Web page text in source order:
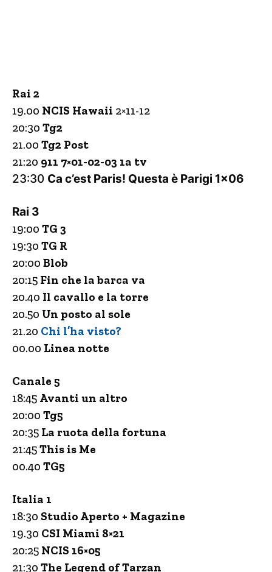
Rai 2
19.00 NCIS Hawaii 2×11-12
20:30 Tg2
21.00 Tg2 Post
21:20 911 7×01-02-03 1a tv
23:30 Ca c’est Paris! Questa è Parigi 1×06
Rai 3
19:00 TG 3
19:30 TG R
20:00 Blob
20:15 Fin che la barca va
20.40 Il cavallo e la torre
20.50 Un posto al sole
21.20 Chi l’ha visto?
00.00 Linea notte
Canale 5
18:45 Avanti un altro
20:00 Tg5
20:35 La ruota della fortuna
21:45This is Me
00.40 TG5
Italia 1
18:30 Studio Aperto + Magazine
19.30 CSI Miami 8×21
20:25 NCIS 16×05
21:30 The Legend of Tarzan